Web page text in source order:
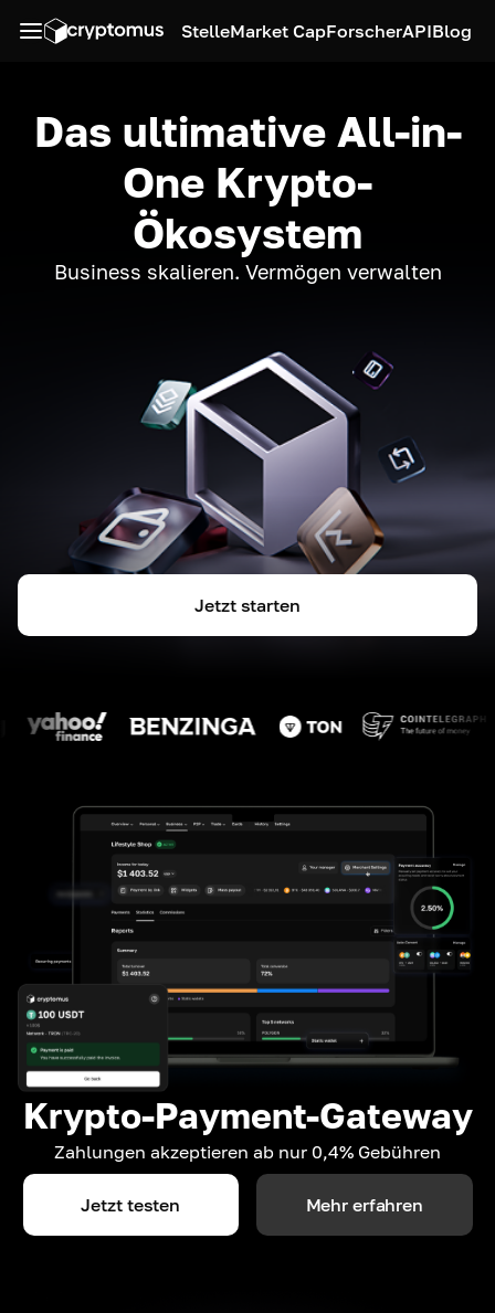
StelleMarket CapForscherAPIBlog
Das ultimative All-in-
One Krypto-
Ökosystem
Business skalieren. Vermögen verwalten
Jetzt starten
Krypto-Payment-Gateway
Zahlungen akzeptieren ab nur 0,4% Gebühren
Jetzt testen Mehr erfahren